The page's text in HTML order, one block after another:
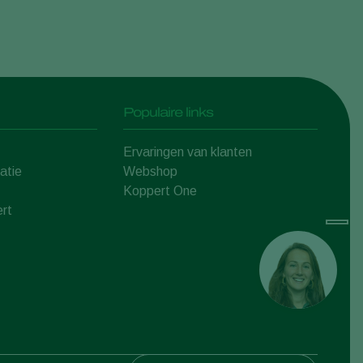
Populaire links
Ervaringen van klanten
Webshop
Koppert One